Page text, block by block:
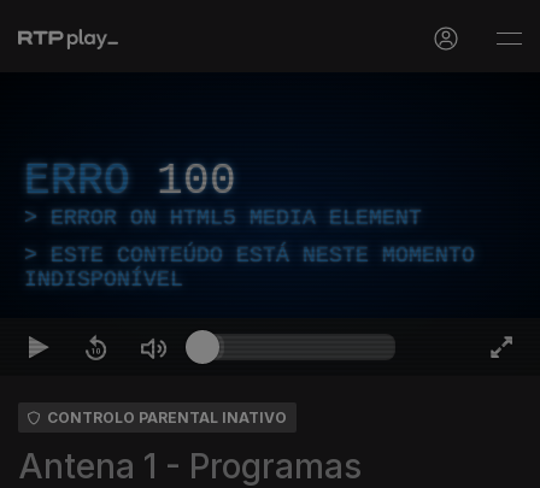
ERRO 100
ERROR ON HTML5 MEDIA ELEMENT
ESTE CONTEÚDO ESTÁ NESTE MOMENTO
INDISPONÍVEL
CONTROLO PARENTAL INATIVO
Antena 1 - Programas